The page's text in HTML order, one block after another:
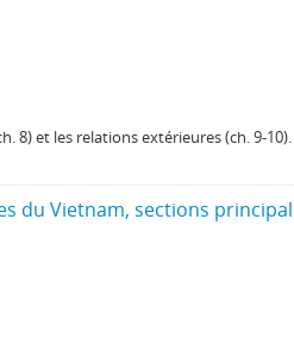
8) et les relations extérieures (ch. 9-10).
du Vietnam, sections